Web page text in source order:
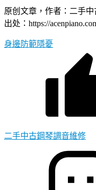
原创文章，作者：二手
出处：https://
身邊 防範隱憂
二手中古鋼琴調音維修